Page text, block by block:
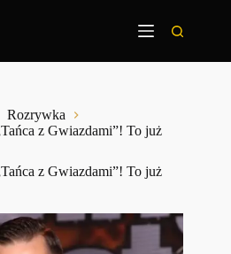
Rozrywka
z Gwiazdami”! To już
z Gwiazdami”! To już